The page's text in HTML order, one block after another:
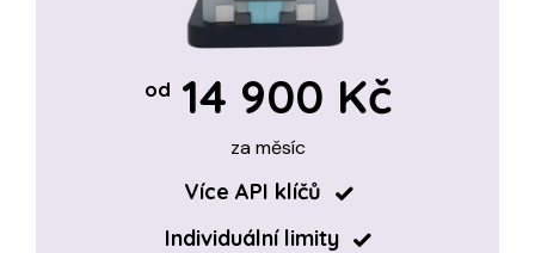
od 14 900 Kč
za měsíc
Více API klíčů
Individuální limity